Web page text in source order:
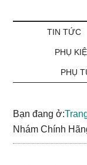
Phụ
kiện
xe
VN
giá
tốt
TIN TỨC
PHỤ
PHỤ
Bạn đang ở:
Nhám Chính